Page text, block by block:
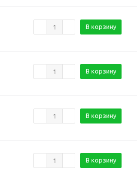
В корзину
В корзину
В корзину
В корзину